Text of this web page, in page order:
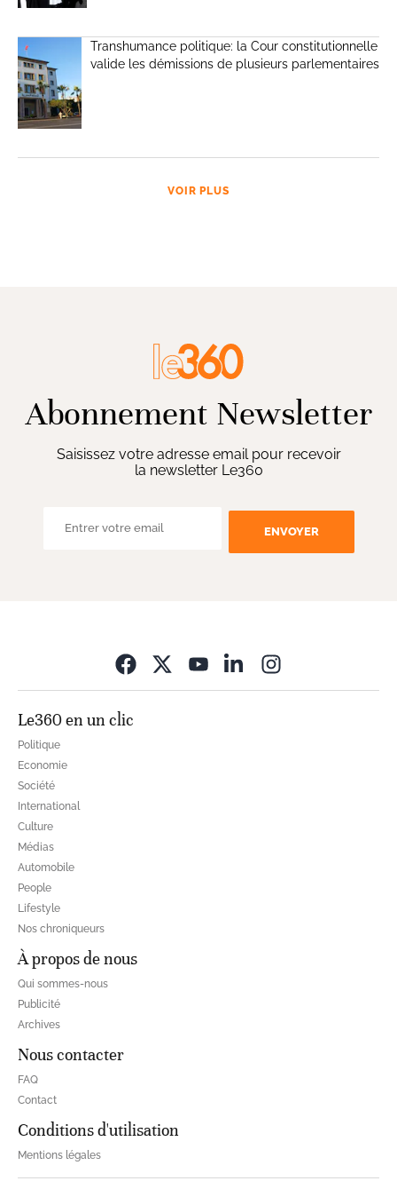
Transhumance politique: la Cour constitutionnelle
valide les démissions de plusieurs parlementaires
VOIR PLUS
Abonnement Newsletter
Saisissez votre adresse email pour recevoir
la newsletter Le360
ENVOYER
Le360 en un clic
Politique
Economie
Société
International
Culture
Médias
Automobile
People
Lifestyle
Nos chroniqueurs
À propos de nous
Qui sommes-nous
Publicité
Archives
Nous contacter
FAQ
Contact
Conditions d'utilisation
Mentions légales